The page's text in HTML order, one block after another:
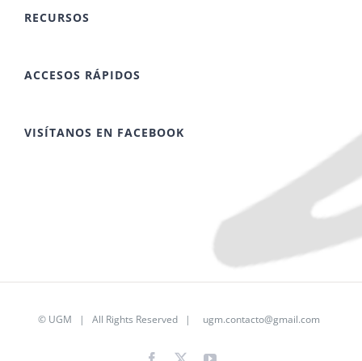
RECURSOS
ACCESOS RÁPIDOS
VISÍTANOS EN FACEBOOK
© UGM | All Rights Reserved | ugm.contacto@gmail.com
Facebook
TwitterYouTube